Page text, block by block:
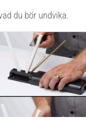
du bör undvika.